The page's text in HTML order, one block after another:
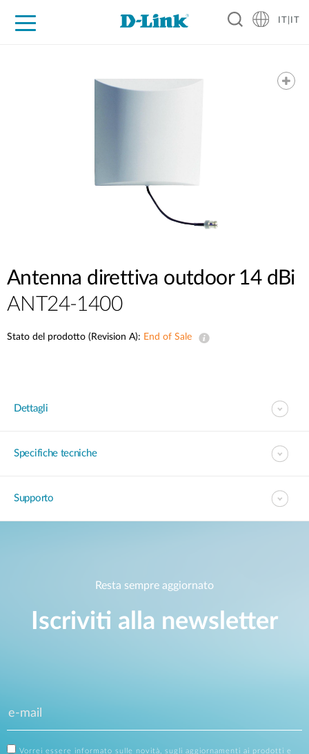
IT|IT
Antenna direttiva outdoor 14 dBi
ANT24-1400
Stato del prodotto (Revision A): End of Sale
Dettagli
Specifiche tecniche
Supporto
Resta sempre aggiornato
Iscriviti alla newsletter
Vorrei essere informato sulle novità, sugli aggiornamenti ai prodotti e